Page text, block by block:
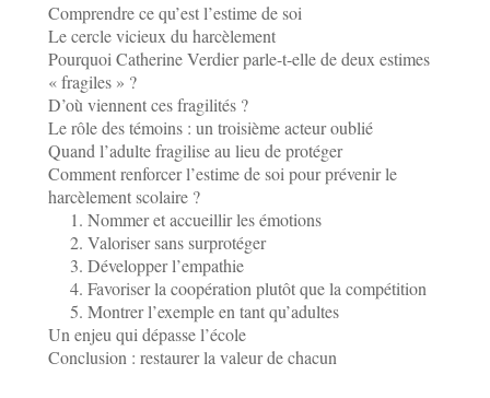
Comprendre ce qu’est l’estime de soi
Le cercle vicieux du harcèlement
Pourquoi Catherine Verdier parle-t-elle de deux estimes
« fragiles » ?
D’où viennent ces fragilités ?
Le rôle des témoins : un troisième acteur oublié
Quand l’adulte fragilise au lieu de protéger
Comment renforcer l’estime de soi pour prévenir le
harcèlement scolaire ?
1. Nommer et accueillir les émotions
2. Valoriser sans surprotéger
3. Développer l’empathie
4. Favoriser la coopération plutôt que la compétition
5. Montrer l’exemple en tant qu’adultes
Un enjeu qui dépasse l’école
Conclusion : restaurer la valeur de chacun